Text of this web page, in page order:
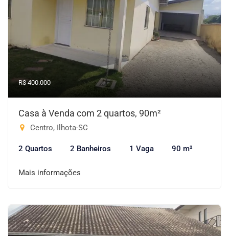
R$ 400.000
Casa à Venda com 2 quartos, 90m²
Centro, Ilhota-SC
2 Quartos 2 Banheiros 1 Vaga 90 m²
Mais informações